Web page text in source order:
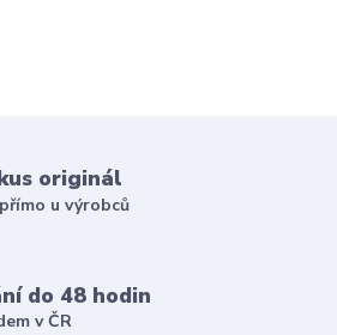
originál
u výrobců
do 48 hodin
v ČR